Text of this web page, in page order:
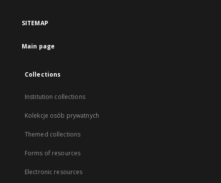
SITEMAP
Main page
Collections
Institution collections
Kolekcje osób prywatnych
Themed collections
Forms of resources
Electronic resources